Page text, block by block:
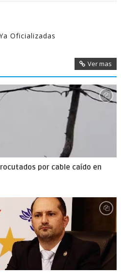
Oficializadas
Ver mas
por cable caído en